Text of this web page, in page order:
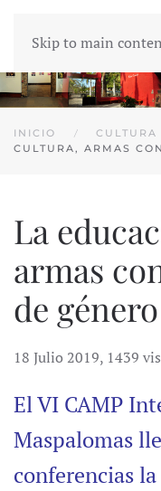
Skip to main
INICIO CULTURA
CULTURA, ARMAS
La
armas
de género
18 Julio 2019, 1439
El VI CAMP
Maspalomas
conferencias